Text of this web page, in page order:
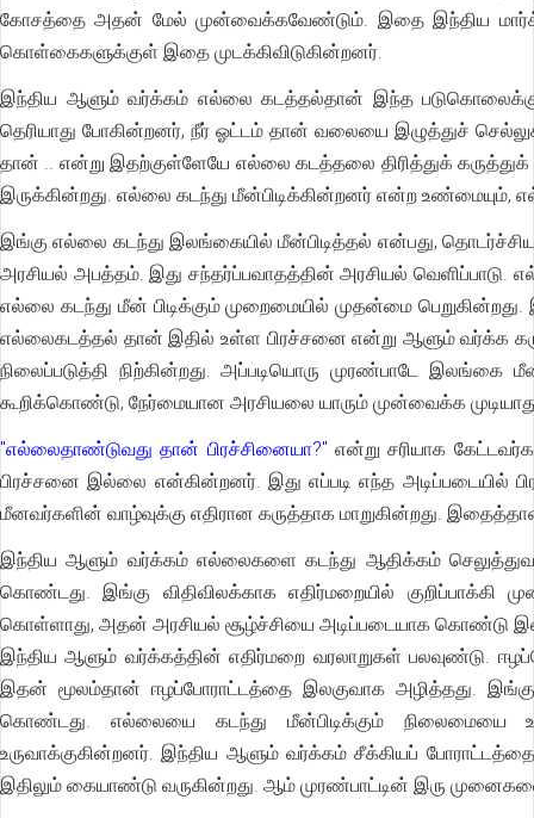
கோசத்தை அதன் மேல் முன்வைக்கவேண்டும். இதை இந்திய
கொள்கைகளுக்குள் இதை முடக்கிவிடுகின்றனர்.
இந்திய ஆளும் வர்க்கம் எல்லை கடத்தல்தான் இந்த
தெரியாது போகின்றனர், நீர் ஓட்டம் தான் வலையை இழுத்துச்
தான் .. என்று இதற்குள்ளேயே எல்லை கடத்தலை திரித்துக்
இருக்கின்றது. எல்லை கடந்து மீன்பிடிக்கின்றனர் என்ற
இங்கு எல்லை கடந்து இலங்கையில் மீன்பிடித்தல் என்பது,
அரசியல் அபத்தம். இது சந்தர்ப்பவாதத்தின் அரசியல்
எல்லை கடந்து மீன் பிடிக்கும் முறைமையில் முதன்மை
எல்லைகடத்தல் தான் இதில் உள்ள பிரச்சனை என்று ஆளும் வர்க்க
நிலைப்படுத்தி நிற்கின்றது. அப்படியொரு முரண்பாடே
கூறிக்கொண்டு, நேர்மையான அரசியலை யாரும் முன்வைக்க
"எல்லைதாண்டுவது தான் பிரச்சினையா?" என்று சரியாக
பிரச்சனை இல்லை என்கின்றனர். இது எப்படி எந்த அடிப்படையில்
மீனவர்களின் வாழ்வுக்கு எதிரான கருத்தாக மாறுகின்றது.
இந்திய ஆளும் வர்க்கம் எல்லைகளை கடந்து ஆதிக்கம்
கொண்டது. இங்கு விதிவிலக்காக எதிர்மறையில் குறிப்பாக்கி
கொள்ளாது, அதன் அரசியல் சூழ்ச்சியை அடிப்படையாக கொண்டு
இந்திய ஆளும் வர்க்கத்தின் எதிர்மறை வரலாறுகள் பலவுண்டு.
இதன் மூலம்தான் ஈழப்போராட்டத்தை இலகுவாக அழித்தது.
கொண்டது. எல்லையை கடந்து மீன்பிடிக்கும் நிலைமையை
உருவாக்குகின்றனர். இந்திய ஆளும் வர்க்கம் சீக்கியப்
இதிலும் கையாண்டு வருகின்றது. ஆம் முரண்பாட்டின் இரு